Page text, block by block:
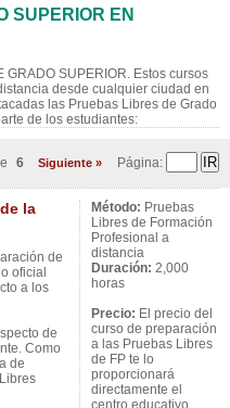
SUPERIOR EN
GRADO SUPERIOR. Estos cursos
desde cualquier ciudad en
las Pruebas Libres de Grado
de los estudiantes:
6 Siguiente » Página:
la
de
oficial
a los
de
Como
de
Método: Pruebas
Libres de Formación
Profesional a
distancia
Duración: 2,000
horas
Precio: El precio del
curso de preparación
a las Pruebas Libres
de FP te lo
proporcionará
directamente el
centro educativo